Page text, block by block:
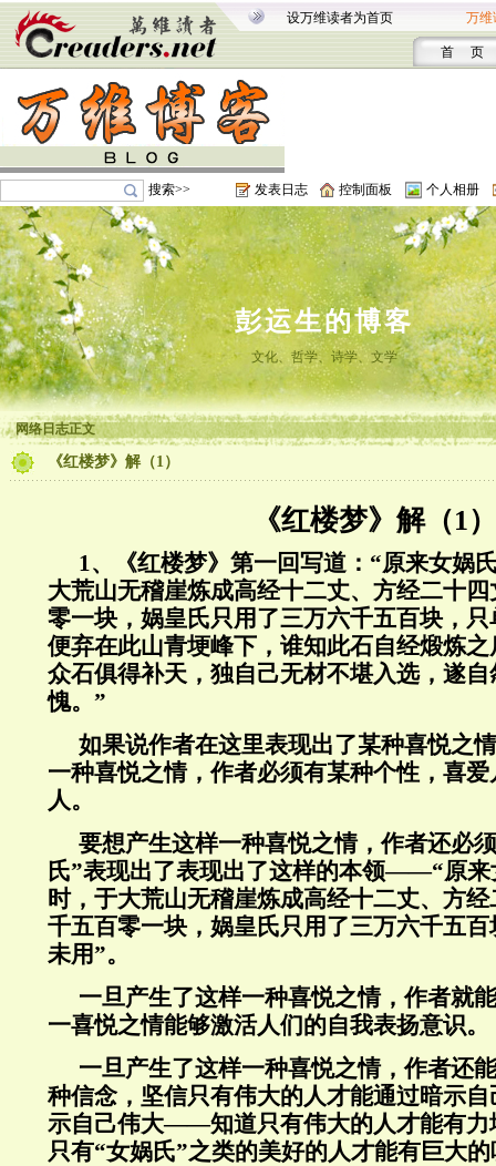
设万维读者为首页 万维
首 页
搜索>> 发表日志 控制面板 个人相册
彭运生的博客
文化、哲学、诗学、文学
网络日志正文
《红楼梦》解（1）
《红楼梦》解（1）
1、《红楼梦》第一回写道：“原来女娲
大荒山无稽崖炼成高经十二丈、方经二十
零一块，娲皇氏只用了三万六千五百块，
便弃在此山青埂峰下，谁知此石自经煅炼
众石俱得补天，独自己无材不堪入选，遂
愧。”
如果说作者在这里表现出了某种喜悦之
一种喜悦之情，作者必须有某种个性，喜
人。
要想产生这样一种喜悦之情，作者还必
氏”表现出了表现出了这样的本领——“原来
时，于大荒山无稽崖炼成高经十二丈、方
千五百零一块，娲皇氏只用了三万六千五
未用”。
一旦产生了这样一种喜悦之情，作者就
一喜悦之情能够激活人们的自我表扬意识。
一旦产生了这样一种喜悦之情，作者还
种信念，坚信只有伟大的人才能通过暗示
示自己伟大——知道只有伟大的人才能有力
只有“女娲氏”之类的美好的人才能有巨大